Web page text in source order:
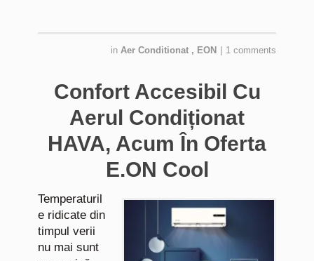
in Aer Conditionat , EON 1 comments
Confort Accesibil Cu
Aerul Condiționat
HAVA, Acum În Oferta
E.ON Cool
Temperaturil
e ridicate din
timpul verii
nu mai sunt